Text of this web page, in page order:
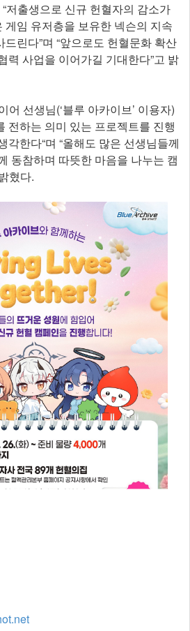
저출생으로 신규 헌혈자의 감소가
게임 유저층을 보유한 넥슨의 지속
린다”며 “앞으로도 헌혈문화 확산
력 사업을 이어가길 기대한다”고 밝
어 선생님(‘블루 아카이브’ 이용자)
전하는 의미 있는 프로젝트를 진행
각한다“며 “올해도 많은 선생님들께
동참하며 따뜻한 마음을 나누는 캠
혔다.​